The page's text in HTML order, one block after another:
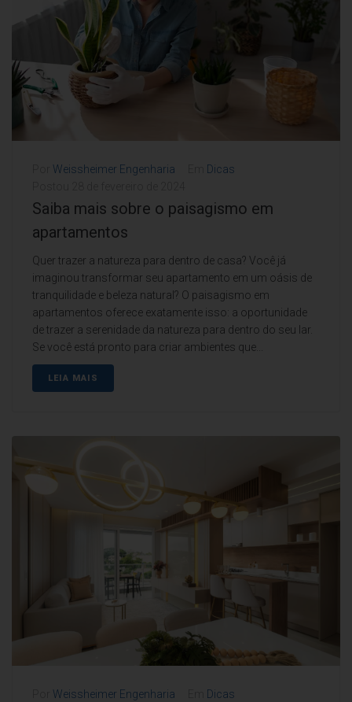
Weissheimer Engenharia
Dicas
Saiba mais sobre o paisagismo em
apartamentos
Quer trazer a natureza para dentro de casa? Você já
imaginou transformar seu apartamento em um oásis de
tranquilidade e beleza natural? O paisagismo em
apartamentos oferece exatamente isso: a oportunidade
de trazer a serenidade da natureza para dentro do seu lar.
Se você está pronto para criar ambientes que...
LEIA MAIS
Weissheimer Engenharia
Dicas